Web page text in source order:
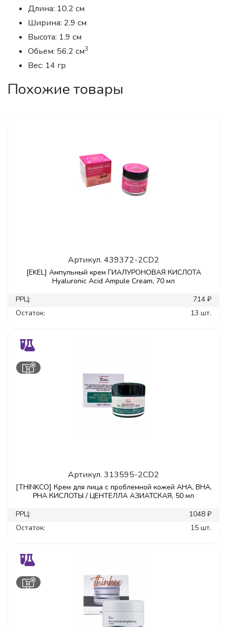
Длина: 10.2 см
Ширина: 2.9 см
Высота: 1.9 см
Обьем: 56.2 см3
Вес: 14 гр
Похожие товары
Артикул. 439372-2CD2
[EKEL] Ампульный крем ГИАЛУРОНОВАЯ КИСЛОТА
Hyaluronic Acid Ampule Cream, 70 мл
РРЦ:
714 ₽
Остаток:
13 шт.
Артикул. 313595-2CD2
[THINKCO] Крем для лица с проблемной кожей AHA, BHA,
PHA КИСЛОТЫ / ЦЕНТЕЛЛА АЗИАТСКАЯ, 50 мл
РРЦ:
1048 ₽
Остаток:
15 шт.